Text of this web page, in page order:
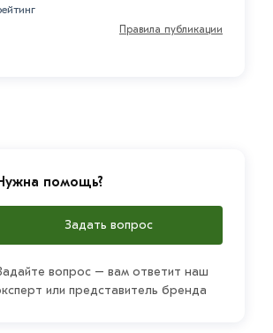
Правила публикации
помощь?
Задать вопрос
вопрос – вам ответит наш
или представитель бренда